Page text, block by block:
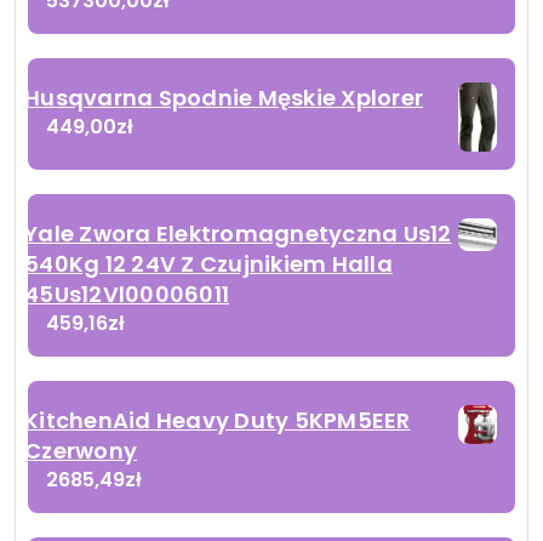
Husqvarna Spodnie Męskie Xplorer
449,00zł
Yale Zwora Elektromagnetyczna Us12
540Kg 12 24V Z Czujnikiem Halla
45Us12Vl00006011
459,16zł
KitchenAid Heavy Duty 5KPM5EER
Czerwony
2685,49zł